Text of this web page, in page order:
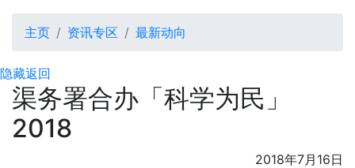
最新动向
主页 资讯专区 最新动向
隐藏返回
渠务署合办「科学为民」
2018
2018年7月16日